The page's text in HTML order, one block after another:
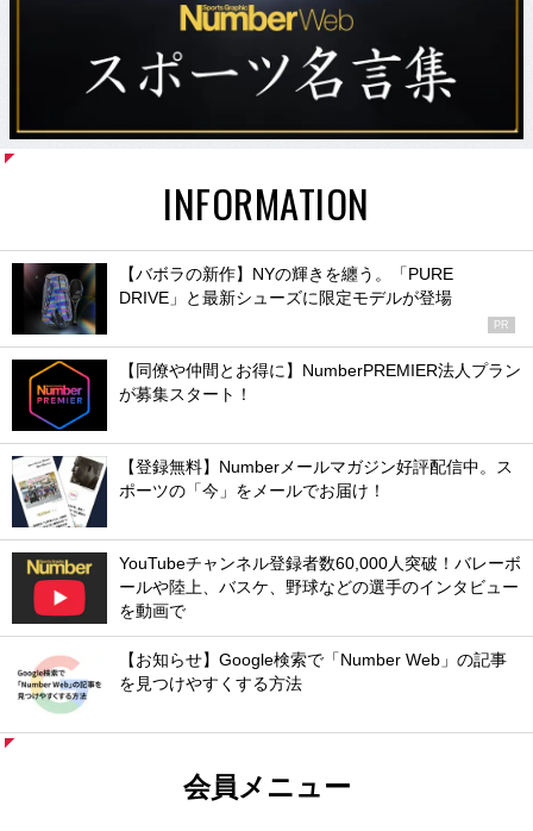
INFORMATION
【バボラの新作】NYの輝きを纏う。「PURE
DRIVE」と最新シューズに限定モデルが登場
PR
【同僚や仲間とお得に】NumberPREMIER法人プラン
が募集スタート！
【登録無料】Numberメールマガジン好評配信中。ス
ポーツの「今」をメールでお届け！
YouTubeチャンネル登録者数60,000人突破！バレーボ
ールや陸上、バスケ、野球などの選手のインタビュー
を動画で
【お知らせ】Google検索で「Number Web」の記事
を見つけやすくする方法
会員メニュー